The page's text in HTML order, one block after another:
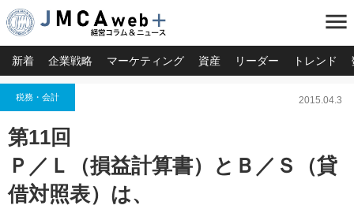
menu
新着 企業戦略 マーケティング 資産 リーダー トレンド
税務・会計 2015.04.3
第11回
Ｐ／Ｌ（損益計算書）とＢ／Ｓ（貸
借対照表）は、